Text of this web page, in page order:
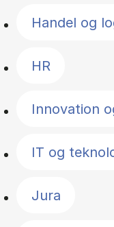
Handel og
HR
Innovation
IT og
Jura